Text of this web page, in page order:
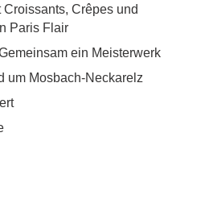
Crêpes und
Paris Flair
ein Meisterwerk
um Mosbach-Neckarelz